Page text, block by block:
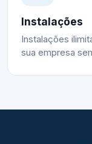
Instalações
Instalações
sua empresa